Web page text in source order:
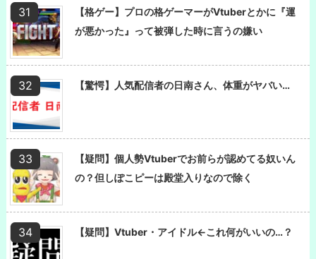
【格ゲー】プロの格ゲーマーがVtuberとかに『運
が悪かった』って被弾した時に言うの嫌い
【驚愕】人気配信者の日南さん、体重がヤバい…
【疑問】個人勢Vtuberでお前らが認めてる奴いん
の？但しぽこピーは殿堂入りなので除く
【疑問】Vtuber・アイドル←これ何がいいの…？